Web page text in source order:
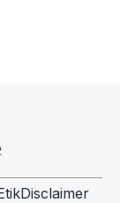
Disclaimer